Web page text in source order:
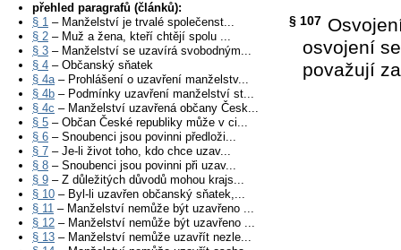
přehled paragrafů (článků):
§ 1 – Manželství je trvalé společenst...
§ 2 – Muž a žena, kteří chtějí spolu ...
§ 3 – Manželství se uzavírá svobodným...
§ 4 – Občanský sňatek
§ 4a– Prohlášení o uzavření manželstv...
§ 4b – Podmínky uzavření manželství st...
§ 4c – Manželství uzavřená občany Česk...
§ 5 – Občan České republiky může v ci...
§ 6 – Snoubenci jsou povinni předloži...
§ 7 – Je-li život toho, kdo chce uzav...
§ 8 – Snoubenci jsou povinni při uzav...
§ 9 – Z důležitých důvodů mohou krajs...
§ 10 – Byl-li uzavřen občanský sňatek,...
§ 11 – Manželství nemůže být uzavřeno ...
§ 12 – Manželství nemůže být uzavřeno ...
§ 13 – Manželství nemůže uzavřít nezle...
§ 107
osvojení
považují